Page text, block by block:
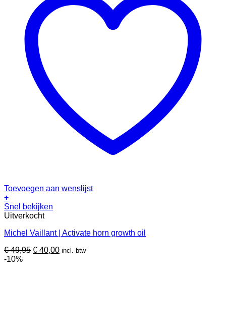
Toevoegen aan wenslijst
+
Dit
product
meerdere
Deze
optie
Snel bekijken
Uitverkocht
Michel Vaillant | Activate horn growth oil
€49,95 Oorspronkelijke
€ 40,00Huidige
incl. btw
-10%